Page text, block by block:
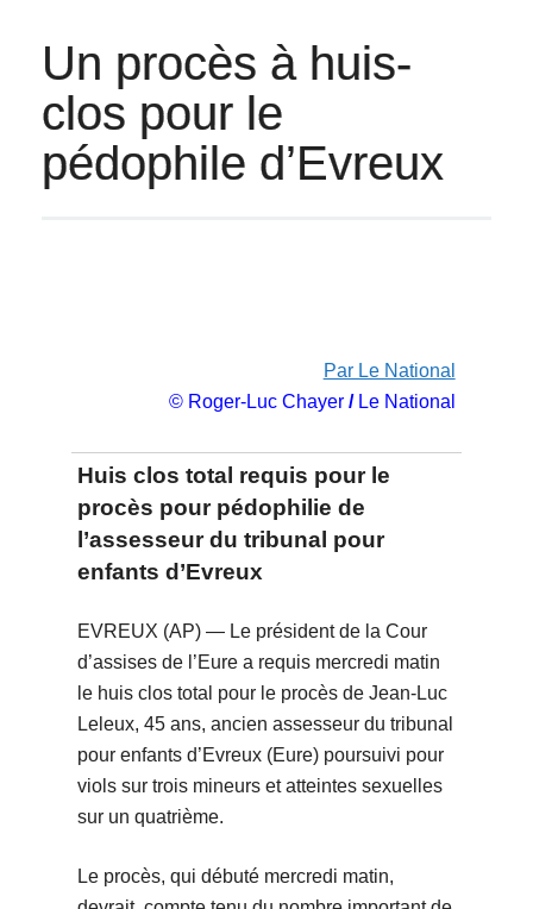
Un procès à huis-
clos pour le
pédophile d’Evreux
Par Le National
© Roger-Luc Chayer/Le National
Huis clos total requis pour le
procès pour pédophilie de
l’assesseur du tribunal pour
enfants d’Evreux
EVREUX (AP) — Le président de la Cour
d’assises de l’Eure a requis mercredi matin
le huis clos total pour le procès de Jean-Luc
Leleux, 45 ans, ancien assesseur du tribunal
pour enfants d’Evreux (Eure) poursuivi pour
viols sur trois mineurs et atteintes sexuelles
sur un quatrième.
Le procès, qui débuté mercredi matin,